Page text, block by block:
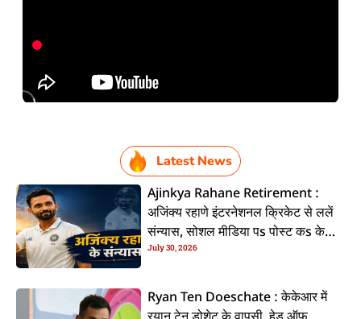
Latest News
Ajinkya Rahane Retirement :
अजिंक्य रहाणे इंटरनेशनल क्रिकेट से ललें
संन्यास, सोशल मीडिया पs पोस्ट कs के
कइलें एलान
July 30, 2026
Ryan Ten Doeschate : केकेआर में